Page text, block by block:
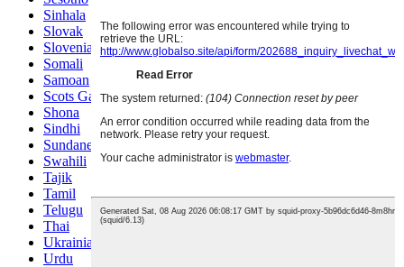
Sinhala
Slovak
Slovenian
Somali
Samoan
Scots Gaelic
Shona
Sindhi
Sundanese
Swahili
Tajik
Tamil
Telugu
Thai
Ukrainian
Urdu